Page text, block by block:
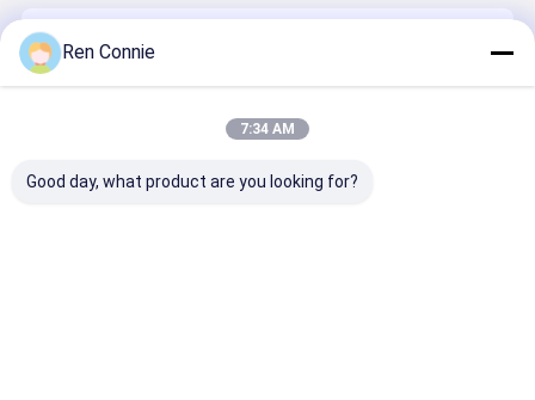
이메일
Ren Connie
7:34 AM
Good day, what product are you looking for?